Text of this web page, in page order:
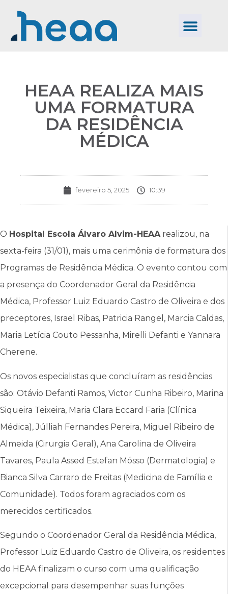
HEAA REALIZA MAIS
UMA FORMATURA
DA RESIDÊNCIA
MÉDICA
fevereiro 5, 2025 10:39
O Hospital Escola Álvaro Alvim-HEAArealizou, na
sexta-feira (31/01), mais uma cerimônia de formatura dos
Programas de Residência Médica. O evento contou com
a presença do Coordenador Geral da Residência
Médica, Professor Luiz Eduardo Castro de Oliveira e dos
preceptores, Israel Ribas, Patricia Rangel, Marcia Caldas,
Maria Letícia Couto Pessanha, Mirelli Defanti e Yannara
Cherene.
Os novos especialistas que concluíram as residências
são: Otávio Defanti Ramos, Victor Cunha Ribeiro, Marina
Siqueira Teixeira, Maria Clara Eccard Faria (Clínica
Médica), Júlliah Fernandes Pereira, Miguel Ribeiro de
Almeida (Cirurgia Geral), Ana Carolina de Oliveira
Tavares, Paula Assed Estefan Mósso (Dermatologia) e
Bianca Silva Carraro de Freitas (Medicina de Família e
Comunidade). Todos foram agraciados com os
merecidos certificados.
Segundo o Coordenador Geral da Residência Médica,
Professor Luiz Eduardo Castro de Oliveira, os residentes
do HEAA finalizam o curso com uma qualificação
excepcional para desempenhar suas funções